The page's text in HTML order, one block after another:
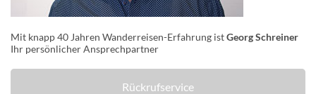
Mit knapp 40 Jahren Wanderreisen-Erfahrung istGeorg Schreiner
Ihr persönlicher Ansprechpartner
Rückrufservice